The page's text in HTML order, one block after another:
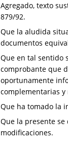
Agregado, texto
879/92.
Que la aludida
documentos
Que en tal sentido
comprobante que
oportunamente
complementarias
Que ha tomado la
Que la presente se
modificaciones.